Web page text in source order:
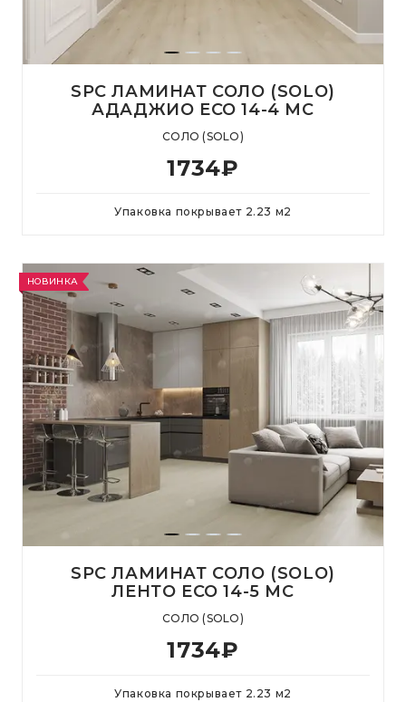
SPC ЛАМИНАТ СОЛО (SOLO)
АДАДЖИО ЕСО 14-4 MC
СОЛО (SOLO)
1734₽
Упаковка покрывает 2.23 м2
НОВИНКА
SPC ЛАМИНАТ СОЛО (SOLO)
ЛЕНТО ЕСО 14-5 MC
СОЛО (SOLO)
1734₽
Упаковка покрывает 2.23 м2